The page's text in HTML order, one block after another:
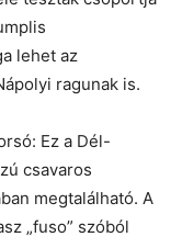
lehet az
ragunak is.
Ez a Dél-
csavaros
megtalálható. A
„fuso” szóból